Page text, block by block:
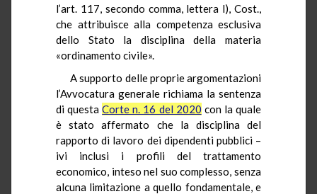
l’art. 117, secondo comma, lettera l), Cost.,
che attribuisce alla competenza esclusiva
dello Stato la disciplina della materia
«ordinamento civile».
A supporto delle proprie argomentazioni
l’Avvocatura generale richiama la sentenza
di questaCorte n. 16 del 2020 con la quale
è stato affermato che la disciplina del
rapporto di lavoro dei dipendenti pubblici –
ivi inclusi i profili del trattamento
economico, inteso nel suo complesso, senza
alcuna limitazione a quello fondamentale, e